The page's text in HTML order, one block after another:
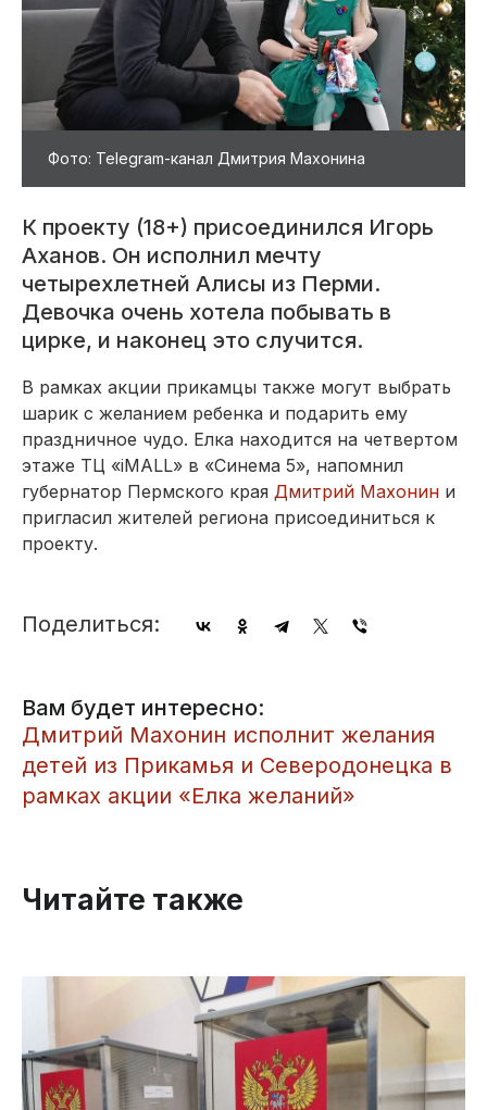
Фото: Telegram-канал Дмитрия Махонина
К проекту (18+) присоединился Игорь
Аханов. Он исполнил мечту
четырехлетней Алисы из Перми.
Девочка очень хотела побывать в
цирке, и наконец это случится.
В рамках акции прикамцы также могут выбрать
шарик с желанием ребенка и подарить ему
праздничное чудо. Елка находится на четвертом
этаже ТЦ «iMALL» в «Синема 5», напомнил
губернатор Пермского края Дмитрий Махонин и
пригласил жителей региона присоединиться к
проекту.
Поделиться:
Вам будет интересно:
Дмитрий Махонин исполнит желания
детей из Прикамья и Северодонецка в
рамках акции «Елка желаний»
Читайте также